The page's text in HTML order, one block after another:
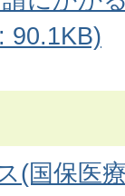
90.1KB)
(国保医